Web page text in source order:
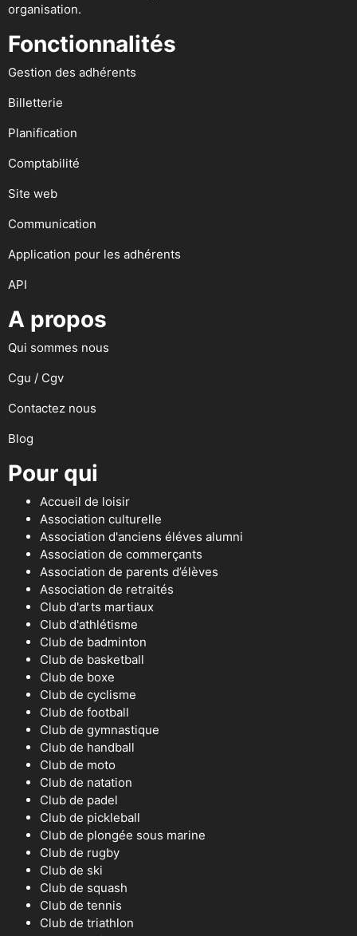
organisation.
Fonctionnalités
Gestion des adhérents
Billetterie
Planification
Comptabilité
Site web
Communication
Application pour les adhérents
API
A propos
Qui sommes nous
Cgu / Cgv
Contactez nous
Blog
Pour qui
Accueil de loisir
Association culturelle
Association d'anciens éléves alumni
Association de commerçants
Association de parents d’élèves
Association de retraités
Club d'arts martiaux
Club d'athlétisme
Club de badminton
Club de basketball
Club de boxe
Club de cyclisme
Club de football
Club de gymnastique
Club de handball
Club de moto
Club de natation
Club de padel
Club de pickleball
Club de plongée sous marine
Club de rugby
Club de ski
Club de squash
Club de tennis
Club de triathlon